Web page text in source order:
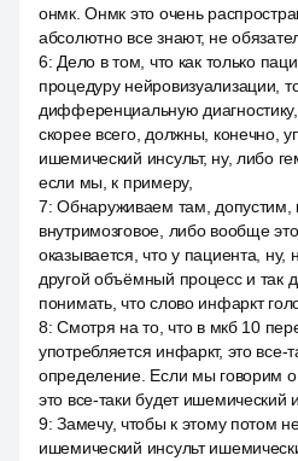
онмк. Онмк это очень
абсолютно все знают, не
6: Дело в том, что как только
процедуру нейровизуализации,
дифференциальную
скорее всего, должны, конечно,
ишемический инсульт, ну, либо
если мы, к примеру,
7:Обнаруживаем там, допустим,
внутримозговое, либо вообще
оказывается, что у пациента,
другой объёмный процесс и так
понимать, что слово инфаркт
8:Смотря на то, что в мкб 10
употребляется инфаркт, это все-
определение. Если мы говорим о
это все-таки будет ишемический
9:Замечу, чтобы к этому потом
ишемический инсульт